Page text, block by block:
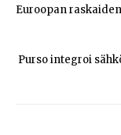
Euroopan
Purso integroi